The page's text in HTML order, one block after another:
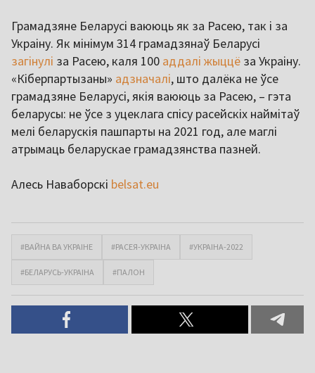
Грамадзяне Беларусі ваююць як за Расею, так і за
Украіну. Як мінімум 314 грамадзянаў Беларусі
загінулі за Расею, каля 100 аддалі жыццё за Украіну.
«Кіберпартызаны» адзначалі, што далёка не ўсе
грамадзяне Беларусі, якія ваююць за Расею, – гэта
беларусы: не ўсе з уцеклага спісу расейскіх наймітаў
мелі беларускія пашпарты на 2021 год, але маглі
атрымаць беларускае грамадзянства пазней.
Алесь Наваборскі belsat.eu
#ВАЙНА ВА УКРАІНЕ #РАСЕЯ-УКРАІНА #УКРАІНА-2022
#БЕЛАРУСЬ-УКРАІНА #ПАЛОН